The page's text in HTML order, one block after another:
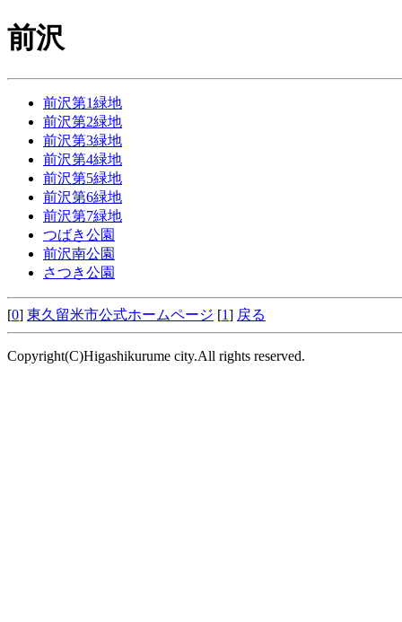
前沢
前沢第1緑地
前沢第2緑地
前沢第3緑地
前沢第4緑地
前沢第5緑地
前沢第6緑地
前沢第7緑地
つばき公園
前沢南公園
さつき公園
[0] 東久留米市公式ホームページ [1] 戻る
Copyright(C)Higashikurume city.All rights reserved.